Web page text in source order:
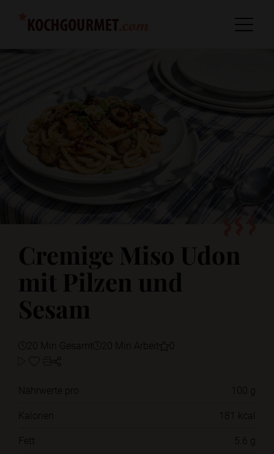
Cremige Miso Udon
mit Pilzen und
Sesam
20 Min Gesamt 20 Min Arbeit 0
Nährwerte pro
100 g
Kalorien
181 kcal
Fett
5.6 g